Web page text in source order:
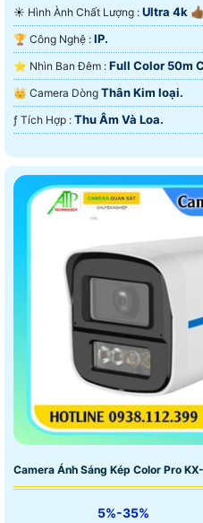
☀️ Hình Ành Chất Lượng : Ultra 4k
🏆 Công Nghệ : IP.
⭐ Nhìn Ban Đêm : Full Color 50m
👑 Camera Dòng Thân Kim loại.
️ƒ Tích Hợp : Thu Âm Và Loa.
Camera Ánh Sáng Kép Color Pro
5%-35%